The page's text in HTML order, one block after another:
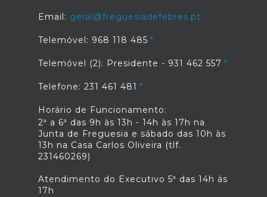
Email: geral@freguesiadefebres.pt
Telemóvel: 968 118 485
Telemóvel (2): Presidente - 931 462 557
Telefone: 231 461 481
Horário de Funcionamento:
2ª a 6ª das 9h às 13h - 14h às 17h na
Junta de Freguesia e sábado das 10h às
13h na Casa Carlos Oliveira (tlf.
231460269)
Atendimento do Executivo 5ª das 14h às
17h